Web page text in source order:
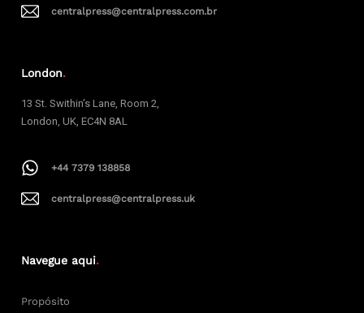
centralpress@centralpress.com.br
London.
13 St. Swithin’s Lane, Room 2,
London, UK, EC4N 8AL
+44 7379 138858
centralpress@centralpress.uk
Navegue aqui.
Propósito